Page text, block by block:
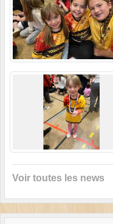
Voir toutes les news